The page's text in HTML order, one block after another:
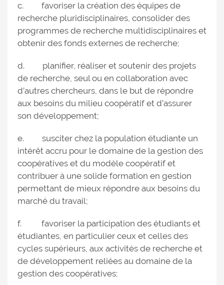
c. favoriser la création des équipes de
recherche pluridisciplinaires, consolider des
programmes de recherche multidisciplinaires et
obtenir des fonds externes de recherche;
d. planifier, réaliser et soutenir des projets
de recherche, seul ou en collaboration avec
d’autres chercheurs, dans le but de répondre
aux besoins du milieu coopératif et d’assurer
son développement;
e. susciter chez la population étudiante un
intérêt accru pour le domaine de la gestion des
coopératives et du modèle coopératif et
contribuer à une solide formation en gestion
permettant de mieux répondre aux besoins du
marché du travail;
f. favoriser la participation des étudiants et
étudiantes, en particulier ceux et celles des
cycles supérieurs, aux activités de recherche et
de développement reliées au domaine de la
gestion des coopératives;